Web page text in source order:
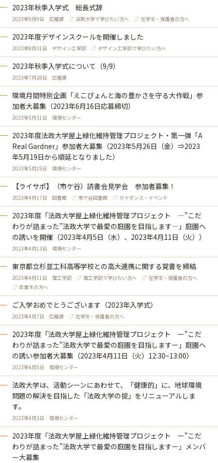
2023年秋季入学式 総長式辞
2023年9月9日 広報課 法政大学で学びたい方へ 在学生・保護者の方へ
2023年度デザインスクールを開催しました
2023年8月31日 デザイン工学部 デザイン工学部で学びたい方へ
2023年秋季入学式について（9/9）
2023年7月28日 広報課
環境月間特別企画「えこぴょんと海の豊かさを守る大作戦」参
加者大募集（2023年6月16日応募締切）
2023年5月31日 環境センター
2023年度法政大学屋上緑化維持管理プロジェクト・第一弾「A
Real Gardner」参加者大募集（2023年5月26日（金）⇒2023
年5月19日から順延となりました）
2023年5月19日 環境センター
【ライサポ】（市ケ谷）読書会見学会 参加者募集！
2023年4月17日 図書館 市ケ谷図書館 ガイダンス・イベント
2023年度「法政大学屋上緑化維持管理プロジェクト ―”こだ
わりが詰まった”法政大学で最愛の庭園を目指します―」庭園へ
の誘いを開催（2023年4月5日（水）、2023年4月11日（火））
2023年4月13日 環境センター
東京都立杉並工科高等学校との高大連携に関する覚書を締結
2023年4月11日 理工学部 理工学部で学びたい方へ
在学生・保護者の方へ
卒業生の方へ
ご入学おめでとうございます（2023年入学式）
2023年4月7日 広報課 在学生・保護者の方へ
2023年度「法政大学屋上緑化維持管理プロジェクト ー”こだ
わりが詰まった”法政大学で最愛の庭園を目指しますー」庭園へ
の誘い参加者大募集（2023年4月11日（火）12:30~13:00）
2023年4月5日 環境センター
法政大学は、活動シーンにあわせて、「健康的」に、地球環境
問題の解決を目指した「法政大学の掟」をリニューアルしま
す。
2023年4月3日 環境センター
2023年度「法政大学屋上緑化維持管理プロジェクト ー”こだ
わりが詰まった”法政大学で最愛の庭園を目指しますー」メンバ
ー大募集